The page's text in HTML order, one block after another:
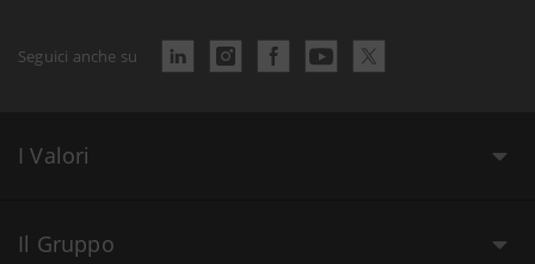
Seguici anche su
I Valori
Il Gruppo